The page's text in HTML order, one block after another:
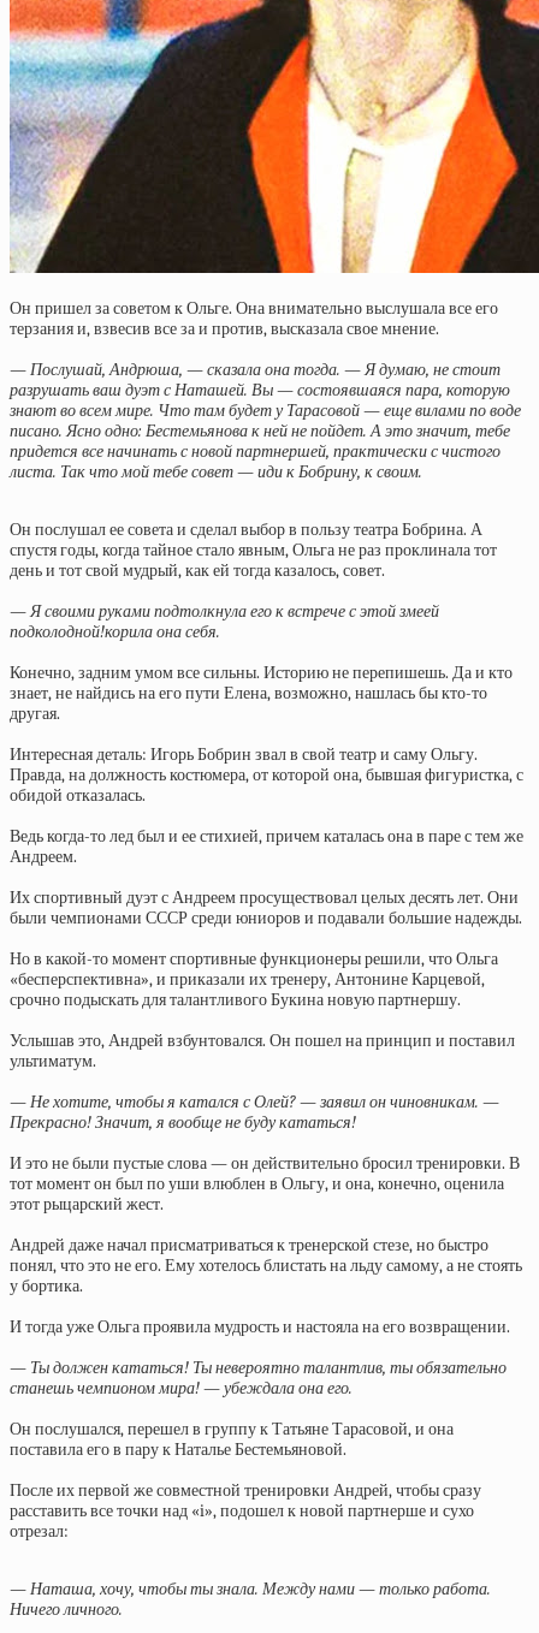
Он пришел за советом к Ольге. Она внимательно выслушала все его
терзания и, взвесив все за и против, высказала свое мнение.
— Послушай, Андрюша, — сказала она тогда. — Я думаю, не стоит
разрушать ваш дуэт с Наташей. Вы — состоявшаяся пара, которую
знают во всем мире. Что там будет у Тарасовой — еще вилами по воде
писано. Ясно одно: Бестемьянова к ней не пойдет. А это значит, тебе
придется все начинать с новой партнершей, практически с чистого
листа. Так что мой тебе совет — иди к Бобрину, к своим.
Он послушал ее совета и сделал выбор в пользу театра Бобрина. А
спустя годы, когда тайное стало явным, Ольга не раз проклинала тот
день и тот свой мудрый, как ей тогда казалось, совет.
— Я своими руками подтолкнула его к встрече с этой змеей
подколодной!корила она себя.
Конечно, задним умом все сильны. Историю не перепишешь. Да и кто
знает, не найдись на его пути Елена, возможно, нашлась бы кто-то
другая.
Интересная деталь: Игорь Бобрин звал в свой театр и саму Ольгу.
Правда, на должность костюмера, от которой она, бывшая фигуристка, с
обидой отказалась.
Ведь когда-то лед был и ее стихией, причем каталась она в паре с тем же
Андреем.
Их спортивный дуэт с Андреем просуществовал целых десять лет. Они
были чемпионами СССР среди юниоров и подавали большие надежды.
Но в какой-то момент спортивные функционеры решили, что Ольга
«бесперспективна», и приказали их тренеру, Антонине Карцевой,
срочно подыскать для талантливого Букина новую партнершу.
Услышав это, Андрей взбунтовался. Он пошел на принцип и поставил
ультиматум.
— Не хотите, чтобы я катался с Олей? — заявил он чиновникам. —
Прекрасно! Значит, я вообще не буду кататься!
И это не были пустые слова — он действительно бросил тренировки. В
тот момент он был по уши влюблен в Ольгу, и она, конечно, оценила
этот рыцарский жест.
Андрей даже начал присматриваться к тренерской стезе, но быстро
понял, что это не его. Ему хотелось блистать на льду самому, а не стоять
у бортика.
И тогда уже Ольга проявила мудрость и настояла на его возвращении.
— Ты должен кататься! Ты невероятно талантлив, ты обязательно
станешь чемпионом мира! — убеждала она его.
Он послушался, перешел в группу к Татьяне Тарасовой, и она
поставила его в пару к Наталье Бестемьяновой.
После их первой же совместной тренировки Андрей, чтобы сразу
расставить все точки над «i», подошел к новой партнерше и сухо
отрезал:
— Наташа, хочу, чтобы ты знала. Между нами — только работа.
Ничего личного.